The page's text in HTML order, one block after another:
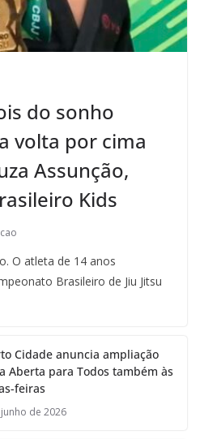
do sonho
volta por cima
Assunção,
Kids
O atleta de 14 anos
Brasileiro de Jiu Jitsu
Cidade anuncia ampliação
Aberta para Todos também às
feiras
de 2026